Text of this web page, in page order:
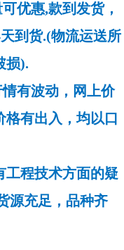
优惠,款到发货，
到货.(物流运送所
损).
有波动，网上价
有出入，均以口
工程技术方面的疑
源充足，品种齐